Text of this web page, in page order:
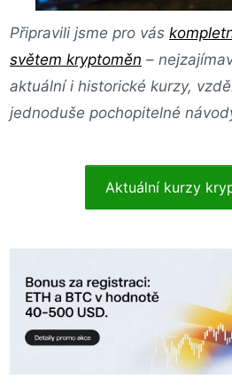
Připravili jsme pro vás
světem kryptoměn –
aktuální i historické kurzy,
jednoduše pochopitelné
Aktuální kurzy